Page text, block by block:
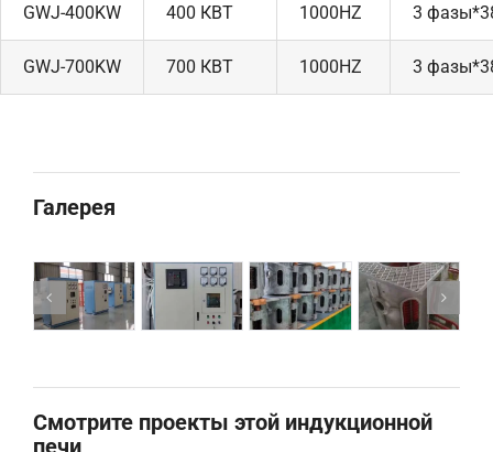
GWJ-400KW 400 КВТ 1000HZ 3
GWJ-700KW 700 КВТ 1000HZ 3
Галерея
Смотрите проекты этой индукционной
печи